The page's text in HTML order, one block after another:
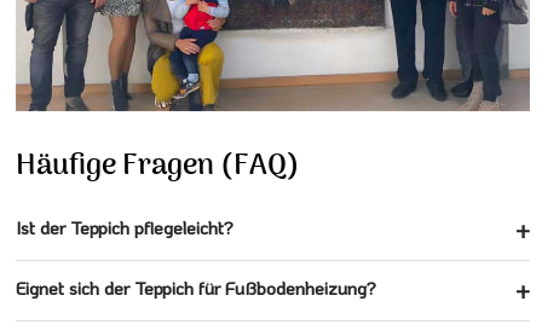
Häufige Fragen (FAQ)
Ist der Teppich pflegeleicht?
Eignet sich der Teppich für Fußbodenheizung?